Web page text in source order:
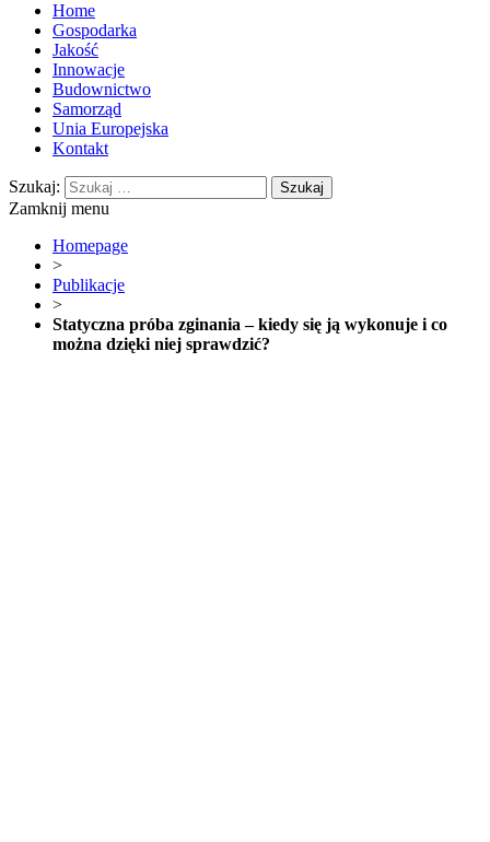
Home
Gospodarka
Jakość
Innowacje
Budownictwo
Samorząd
Unia Europejska
Kontakt
Szukaj:
Zamknij menu
Homepage
>
Publikacje
>
Statyczna próba zginania – kiedy się ją wykonuje i co
można dzięki niej sprawdzić?